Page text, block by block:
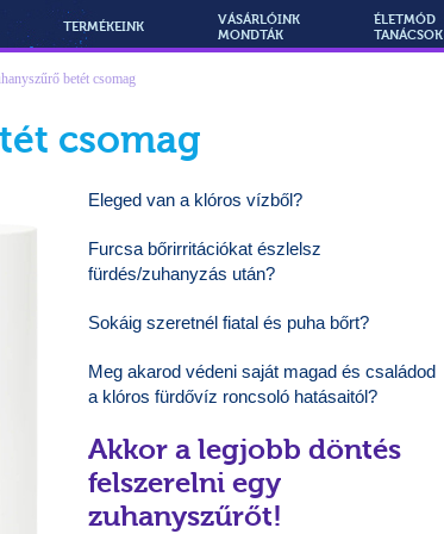
TERMÉKEINK
VÁSÁRLÓINK
MONDTÁK
ÉLETMÓD
TANÁCSOK
betét csomag
csomag
Eleged van a klóros vízből?
Furcsa bőrirritációkat észlelsz
fürdés/zuhanyzás után?
Sokáig szeretnél fiatal és puha bőrt?
Meg akarod védeni saját magad és családod
a klóros fürdővíz roncsoló hatásaitól?
Akkor a legjobb döntés
felszerelni egy
zuhanyszűrőt!